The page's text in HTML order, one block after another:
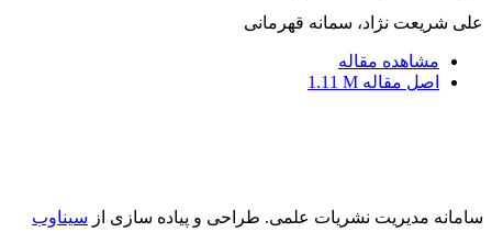
علی شریعت نژاد، سمانه قهرمانی
مشاهده مقاله
اصل مقاله 1.11 M
سامانه مدیریت نشریات علمی. طراحی و پیاده سازی از سیناوب